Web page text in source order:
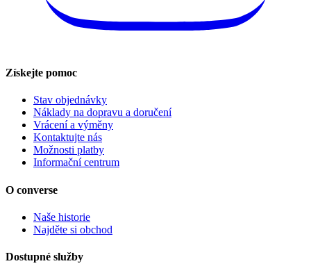
Získejte pomoc
Stav objednávky
Náklady na dopravu a doručení
Vrácení a výměny
Kontaktujte nás
Možnosti platby
Informační centrum
O converse
Naše historie
Najděte si obchod
Dostupné služby